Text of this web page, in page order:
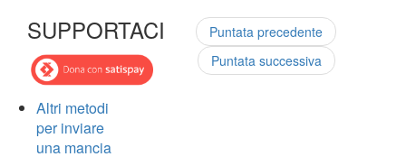
SUPPORTACI
Altri metodi
per inviare
una mancia
Puntata precedente
Puntata successiva